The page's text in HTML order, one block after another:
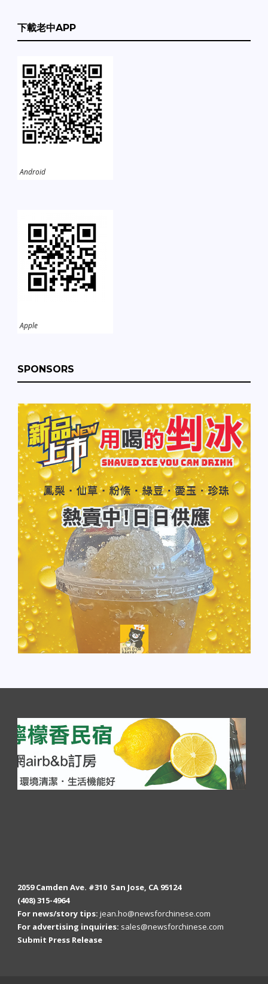
下載老中APP
Android
Apple
SPONSORS
2059 Camden Ave. #310 San Jose, CA 95124
(408) 315-4964
For news/story tips: jean.ho@newsforchinese.com
For advertising inquiries: sales@newsforchinese.com
Submit Press Release